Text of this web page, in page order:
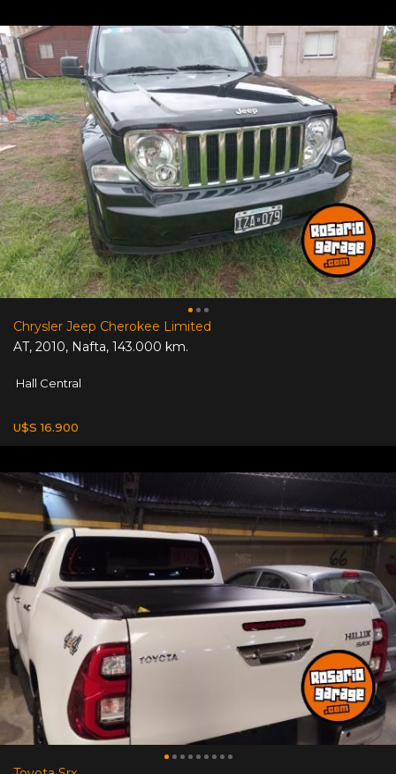
Chrysler Jeep Cherokee Limited
AT, 2010, Nafta, 143.000 km.
Hall Central
U$S 16.900